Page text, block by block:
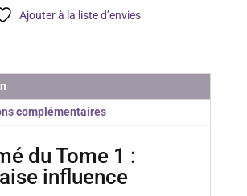
Ajouter à la liste d’envies
complémentaires
du Tome 1 :
influence